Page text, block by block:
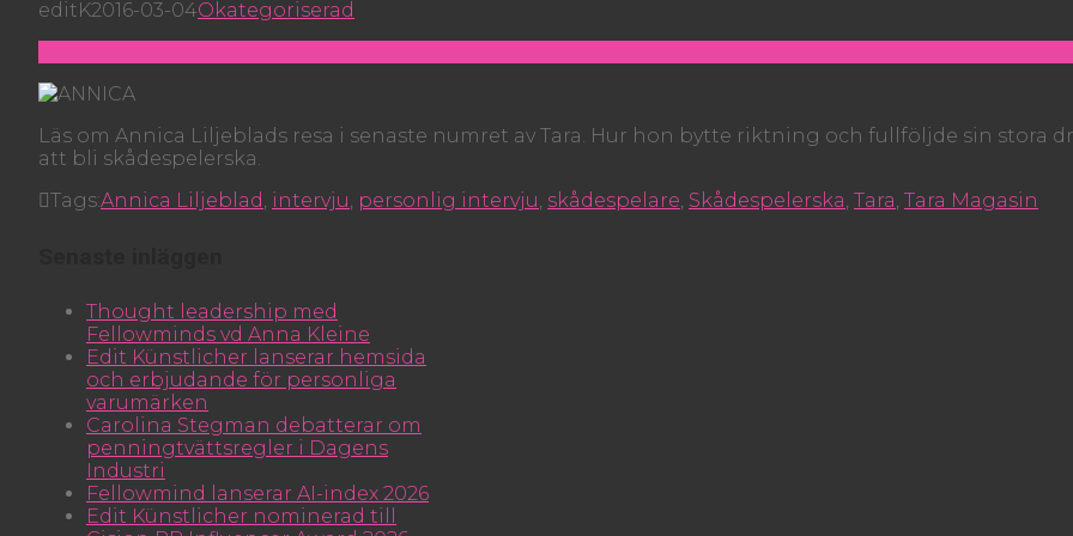
editK2016-03-04Okategoriserad
Läs om Annica Liljeblads resa i senaste numret av Tara. Hur hon bytte riktning och fullföljde sin stora
att bli skådespelerska.
Tags:Annica Liljeblad, intervju, personlig intervju, skådespelare, Skådespelerska, Tara, Tara Magasin
Thought leadership med
Fellowminds vd Anna Kleine
Edit Künstlicher lanserar hemsida
och erbjudande för personliga
varumärken
Carolina Stegman debatterar om
penningtvättsregler i Dagens
Industri
Fellowmind lanserar AI-index 2026
Edit Künstlicher nominerad till